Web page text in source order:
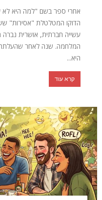
אחרי ספר בשם "למה היא
עשייה חברתית, אושרית
המלחמה. שנה לאחר שהעלתה
היא...
קרא עוד